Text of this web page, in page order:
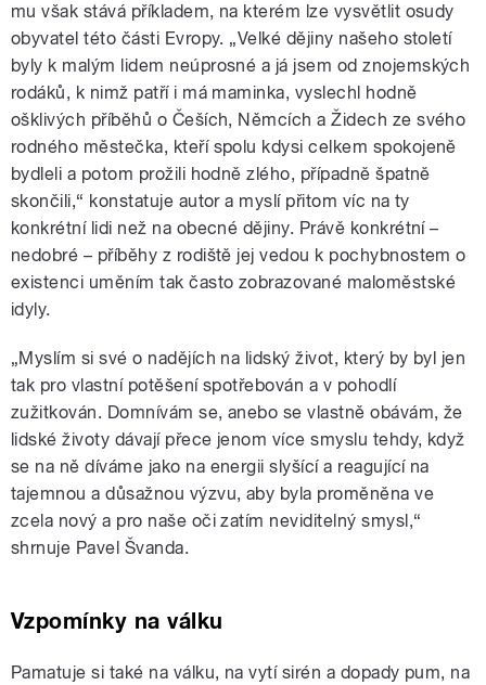
mu však stává příkladem, na kterém lze vysvětlit osudy
obyvatel této části Evropy. „Velké dějiny našeho století
byly k malým lidem neúprosné a já jsem od znojemských
rodáků, k nimž patří i má maminka, vyslechl hodně
ošklivých příběhů o Češích, Němcích a Židech ze svého
rodného městečka, kteří spolu kdysi celkem spokojeně
bydleli a potom prožili hodně zlého, případně špatně
skončili,“ konstatuje autor a myslí přitom víc na ty
konkrétní lidi než na obecné dějiny. Právě konkrétní –
nedobré – příběhy z rodiště jej vedou k pochybnostem o
existenci uměním tak často zobrazované maloměstské
idyly.
„Myslím si své o nadějích na lidský život, který by byl jen
tak pro vlastní potěšení spotřebován a v pohodlí
zužitkován. Domnívám se, anebo se vlastně obávám, že
lidské životy dávají přece jenom více smyslu tehdy, když
se na ně díváme jako na energii slyšící a reagující na
tajemnou a důsažnou výzvu, aby byla proměněna ve
zcela nový a pro naše oči zatím neviditelný smysl,“
shrnuje Pavel Švanda.
Vzpomínky na válku
Pamatuje si také na válku, na vytí sirén a dopady pum, na